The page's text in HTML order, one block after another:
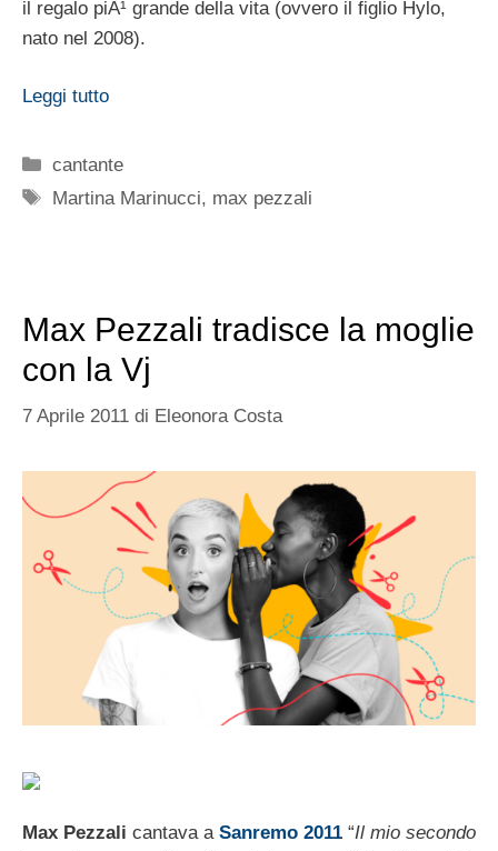
il regalo piÃ¹ grande della vita (ovvero il figlio Hylo,
nato nel 2008).
Leggi tutto
Categorie
cantante
Tag
Martina Marinucci, max pezzali
Max Pezzali tradisce la moglie
con la Vj
7 Aprile 2011 di Eleonora Costa
Max Pezzali cantava a Sanremo 2011 “Il mio secondo